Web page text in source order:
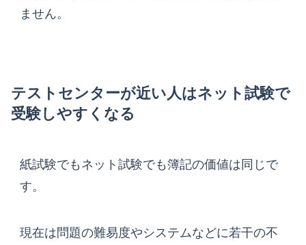
ません。
テストセンターが近い人はネット試験で
受験しやすくなる
紙試験でもネット試験でも簿記の価値は同じで
す。
現在は問題の難易度やシステムなどに若干の不